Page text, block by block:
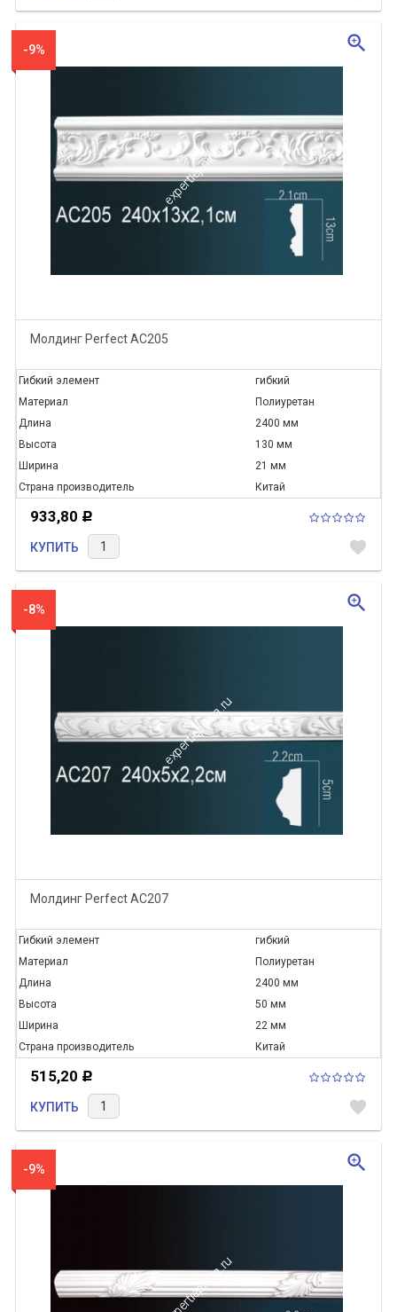
-9%
Молдинг Perfect AC205
Гибкий элемент
гибкий
Материал
Полиуретан
Длина
2400 мм
Высота
130 мм
Ширина
21 мм
Страна производитель
Китай
933,80 Р
КУПИТЬ favorite
zoom_in
-8%
Молдинг Perfect AC207
Гибкий элемент
гибкий
Материал
Полиуретан
Длина
2400 мм
Высота
50 мм
Ширина
22 мм
Страна производитель
Китай
515,20 Р
КУПИТЬ favorite
zoom_in
-9% zoom_in